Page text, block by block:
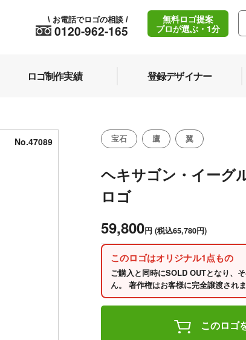
0120-962-165
\ お電話でロゴの相談 /
無料ロゴ提案
プロが選ぶ・1分
ロゴ制作実績 登録デザイナー
No.47089 宝石 鷹 翼
ヘキサゴン・イーグ
ロゴ
59,800円 (税込65,780円)
このロゴはオリジナル1点もの
ご購入と同時にSOLD OUTとなり、
ん。 著作権はお客様に完全譲渡されま
このロゴ